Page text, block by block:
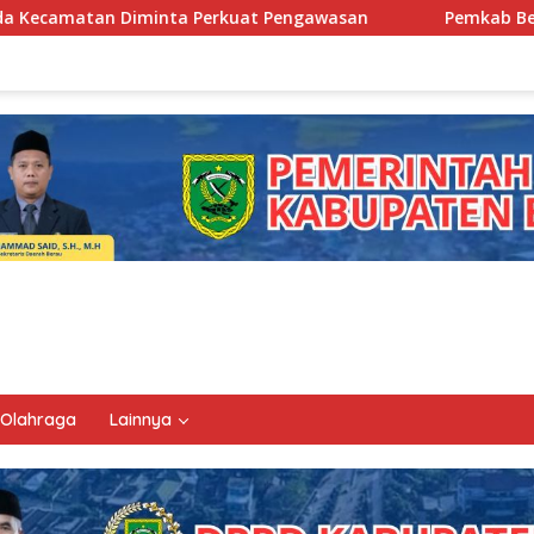
Pengawasan Pemkab Berau Siapkan Regenerasi
Olahraga Lainnya